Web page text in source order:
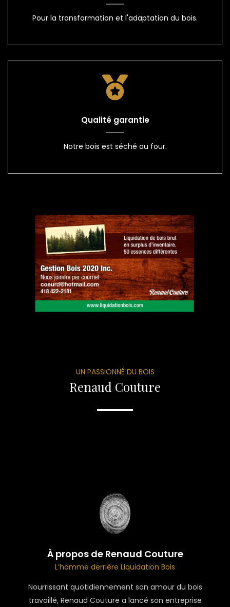
Pour la transformation et l'adaptation du bois.
Qualité garantie
Notre bois est séché au four.
UN PASSIONNÉ DU BOIS
Renaud Couture
À propos de Renaud Couture
L’homme derrière Liquidation Bois
Nourrissant quotidiennement son amour du bois
travaillé, Renaud Couture a lancé son entreprise